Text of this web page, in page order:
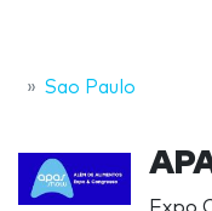
Sao Paulo
Expo